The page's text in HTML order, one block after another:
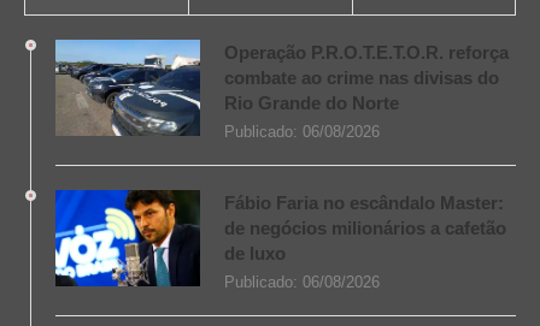
Operação P.R.O.T.E.T.O.R. reforça
combate ao crime nas divisas do
Rio Grande do Norte
Publicado: 06/08/2026
Fábio Faria no escândalo Master:
de negócios milionários a cafetão
de luxo
Publicado: 06/08/2026